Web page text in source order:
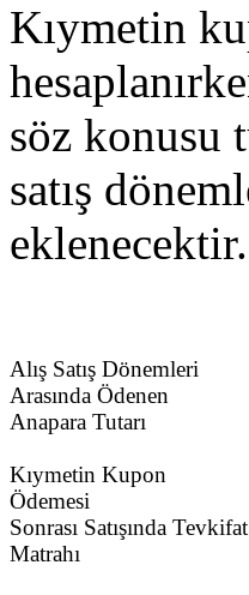
Kıymetin
söz konusu
satış
eklenecektir.
Alış Satış Dönemleri
Arasında Ödenen
Anapara Tutarı
Kıymetin Kupon
Ödemesi
Sonrası Satışında Tevkifat
Matrahı